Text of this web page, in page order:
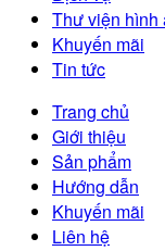
Thư viện hình
Khuyến mãi
Tin tức
Trang chủ
Giới thiệu
Sản phẩm
Hướng dẫn
Khuyến mãi
Liên hệ